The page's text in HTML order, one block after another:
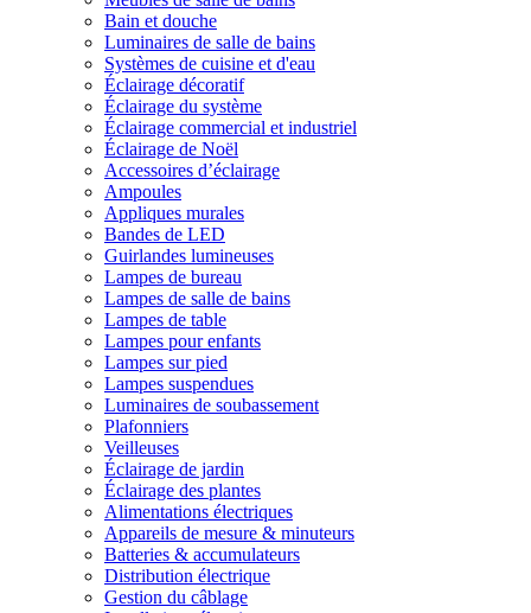
Bain et douche
Luminaires de salle de bains
Systèmes de cuisine et d'eau
Éclairage décoratif
Éclairage du système
Éclairage commercial et industriel
Éclairage de Noël
Accessoires d’éclairage
Ampoules
Appliques murales
Bandes de LED
Guirlandes lumineuses
Lampes de bureau
Lampes de salle de bains
Lampes de table
Lampes pour enfants
Lampes sur pied
Lampes suspendues
Luminaires de soubassement
Plafonniers
Veilleuses
Éclairage de jardin
Éclairage des plantes
Alimentations électriques
Appareils de mesure & minuteurs
Batteries & accumulateurs
Distribution électrique
Gestion du câblage